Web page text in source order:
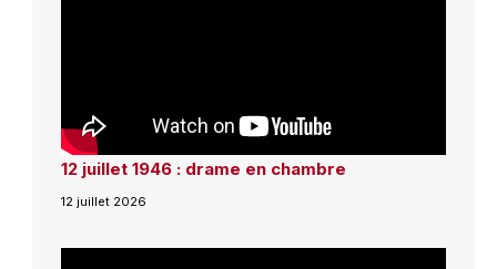
12 juillet 1946 : drame en chambre
12 juillet 2026